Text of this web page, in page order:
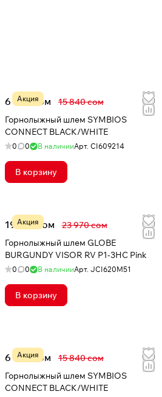
Акция
6 543 сом
15 840 сом
Горнолыжный шлем SYMBIOS
CONNECT BLACK/WHITE
0 0 В наличииАрт. CI609214
В корзину
Акция
19 176 сом
23 970 сом
Горнолыжный шлем GLOBE
BURGUNDY VISOR RV P1-3HC Pink
0 0 В наличииАрт. JCI620M51
В корзину
Акция
6 543 сом
15 840 сом
Горнолыжный шлем SYMBIOS
CONNECT BLACK/WHITE